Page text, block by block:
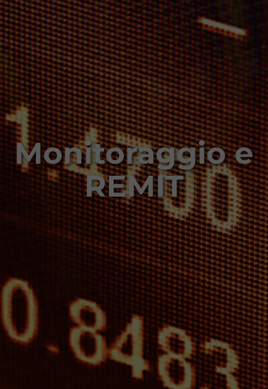
Monitoraggio e
REMIT